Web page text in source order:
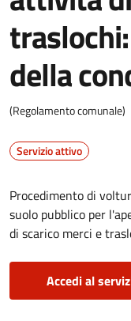
della
(Regolamento comunale)
Servizio attivo
Procedimento di
suolo pubblico per
di scarico merci e
Accedi al